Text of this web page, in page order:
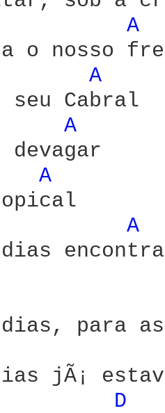
A
o nosso
A
seu Cabral
A
A
A
para
jÃ¡
D